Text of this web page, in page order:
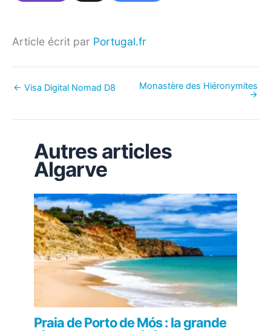
Article écrit par Portugal.fr
← Visa Digital Nomad D8 Monastère des Hiéronymites
→
Autres articles
Algarve
Praia de Porto de Mós : la grande